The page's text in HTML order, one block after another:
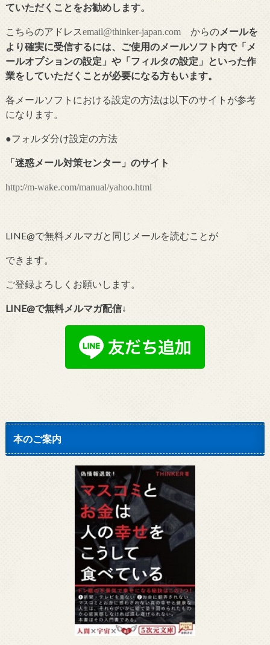
ていただくことをお勧めします。
こちらのアドレスemail@thinker-japan.com からのメールを
より確実に受信するには、ご使用のメールソフト内で「メ
ールオプションの設定」や「フィルタの設定」といった作
業をしていただくことが必要になる方もいます。
各メールソフトにおける設定の方法は以下のサイトが参考
になります。
●フォルダ分け設定の方法
「迷惑メール対策センター」のサイト
http://m-wake.com/manual/yahoo.html
LINE@で無料メルマガと同じメールを読むことが
できます。
ご登録よろしくお願いします。
LINE@で無料メルマガ配信↓
本のご案内